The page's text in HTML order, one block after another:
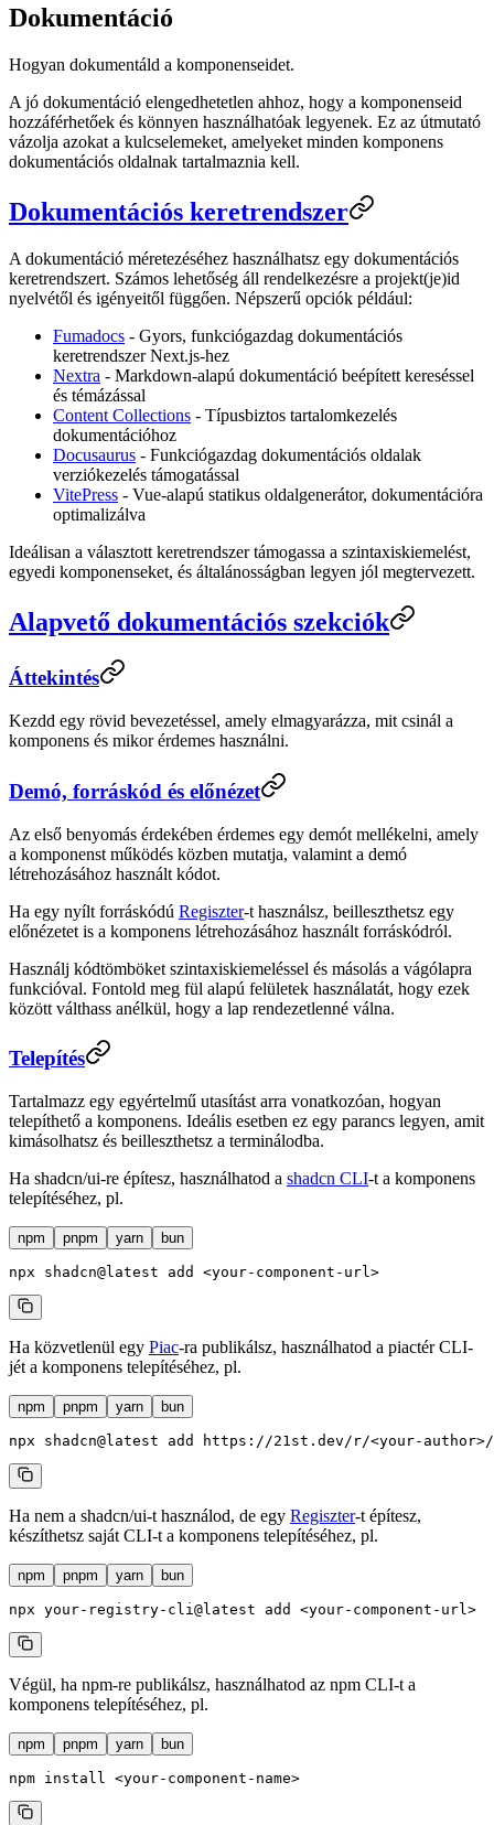
Dokumentáció
Hogyan dokumentáld a komponenseidet.
A jó dokumentáció elengedhetetlen ahhoz, hogy a komponenseid
hozzáférhetőek és könnyen használhatóak legyenek. Ez az útmutató
vázolja azokat a kulcselemeket, amelyeket minden komponens
dokumentációs oldalnak tartalmaznia kell.
Dokumentációs keretrendszer
A dokumentáció méretezéséhez használhatsz egy dokumentációs
keretrendszert. Számos lehetőség áll rendelkezésre a projekt(je)id
nyelvétől és igényeitől függően. Népszerű opciók például:
Fumadocs - Gyors, funkciógazdag dokumentációs
keretrendszer Next.js-hez
Nextra - Markdown-alapú dokumentáció beépített kereséssel
és témázással
Content Collections - Típusbiztos tartalomkezelés
dokumentációhoz
Docusaurus - Funkciógazdag dokumentációs oldalak
verziókezelés támogatással
VitePress - Vue-alapú statikus oldalgenerátor, dokumentációra
optimalizálva
Ideálisan a választott keretrendszer támogassa a szintaxiskiemelést,
egyedi komponenseket, és általánosságban legyen jól megtervezett.
Alapvető dokumentációs szekciók
Áttekintés
Kezdd egy rövid bevezetéssel, amely elmagyarázza, mit csinál a
komponens és mikor érdemes használni.
Demó, forráskód és előnézet
Az első benyomás érdekében érdemes egy demót mellékelni, amely
a komponenst működés közben mutatja, valamint a demó
létrehozásához használt kódot.
Ha egy nyílt forráskódú Regiszter-t használsz, beilleszthetsz egy
előnézetet is a komponens létrehozásához használt forráskódról.
Használj kódtömböket szintaxiskiemeléssel és másolás a vágólapra
funkcióval. Fontold meg fül alapú felületek használatát, hogy ezek
között válthass anélkül, hogy a lap rendezetlenné válna.
Telepítés
Tartalmazz egy egyértelmű utasítást arra vonatkozóan, hogyan
telepíthető a komponens. Ideális esetben ez egy parancs legyen, amit
kimásolhatsz és beilleszthetsz a terminálodba.
Ha shadcn/ui-re építesz, használhatod a shadcn CLI-t a komponens
telepítéséhez, pl.
npm pnpm yarn bun
npx shadcn@latest add <your-component-url>
Ha közvetlenül egy Piac-ra publikálsz, használhatod a piactér CLI-
jét a komponens telepítéséhez, pl.
npm pnpm yarn bun
npx shadcn@latest add https://21st.dev/r/<your-autho r>/
Ha nem a shadcn/ui-t használod, de egy Regiszter-t építesz,
készíthetsz saját CLI-t a komponens telepítéséhez, pl.
npm pnpm yarn bun
npx your-registry-cli@latest add <your-component-url>
Végül, ha npm-re publikálsz, használhatod az npm CLI-t a
komponens telepítéséhez, pl.
npm pnpm yarn bun
npm install <your-component-name>